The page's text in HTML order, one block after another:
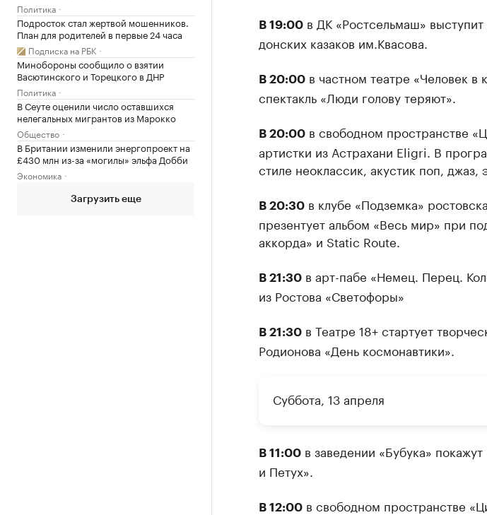
Политика
Подросток стал жертвой мошенников.
План для родителей в первые 24 часа
Подписка на РБК
Минобороны сообщило о взятии
Васютинского и Торецкого в ДНР
Политика
В Сеуте оценили число оставшихся
нелегальных мигрантов из Марокко
Общество
В Британии изменили энергопроект на
£430 млн из-за «могилы» эльфа Добби
Экономика
Загрузить еще
В 19:00в ДК «Ростсельмаш»
донских казаков им.Квасова.
В 20:00в частном театре «Человек в
спектакль «Люди голову теряют».
В 20:00в свободном пространстве
артистки из Астрахани Eligri. В
стиле неоклассик, акустик поп, джаз,
В 20:30в клубе «Подземка»
презентует альбом «Весь мир» при
аккорда» и Static Route.
В 21:30в арт-пабе «Немец. Перец.
из Ростова «Светофоры»
В 21:30в Театре 18+ стартует
Родионова «День космонавтики».
Суббота, 13 апреля
В 11:00в заведении «Бубука»
и Петух».
В 12:00в свободном пространстве